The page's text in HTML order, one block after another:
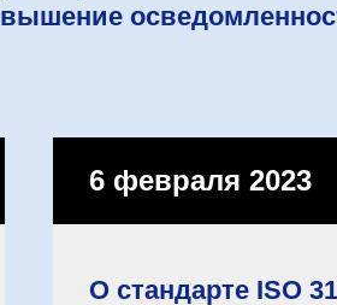
6 февраля 2023
О стандарте ISO